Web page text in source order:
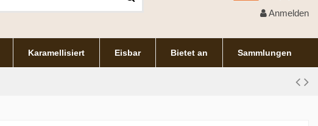
Anmelden
Karamellisiert Eisbar Bietet an Sammlungen